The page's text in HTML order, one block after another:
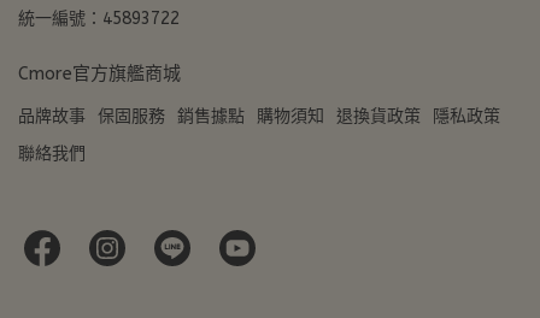
統一編號：45893722
Cmore官方旗艦商城
品牌故事 保固服務 銷售據點 購物須知 退換貨政策
隱私政策
聯絡我們